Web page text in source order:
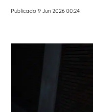
Publicado 9 Jun 2026 00:24